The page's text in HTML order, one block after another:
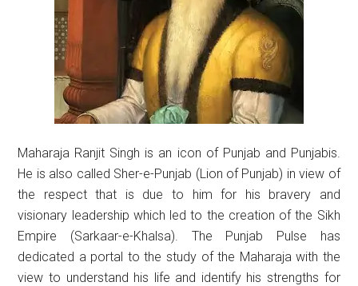
Maharaja Ranjit Singh is an icon of Punjab and Punjabis.
He is also called Sher-e-Punjab (Lion of Punjab) in view of
the respect that is due to him for his bravery and
visionary leadership which led to the creation of the Sikh
Empire (Sarkaar-e-Khalsa). The Punjab Pulse has
dedicated a portal to the study of the Maharaja with the
view to understand his life and identify his strengths for